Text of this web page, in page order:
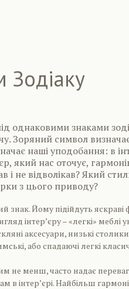
Зодіаку
однаковими знаками
Зоряний символ
наші уподобання: в
який нас оточує,
не відволікав? Який
з цього приводу?
знак. Йому підійдуть яскраві
інтер’єру – «легкі» меблі
аксесуари, низькі
або спадаючі легкі
не менш, часто надає
інтер’єрі. Найбільш